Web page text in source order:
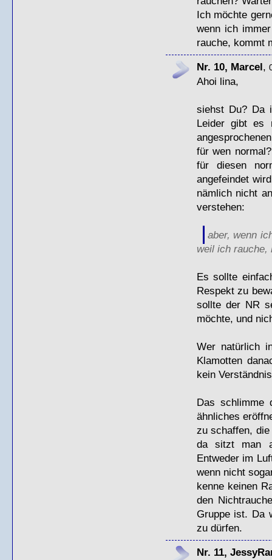
Ich möchte
wenn ich
rauche, kommt
Nr. 10, Marcel,
Ahoi lina,
siehst Du? Da
Leider gibt es
für wen
für diesen
angefeindet
nämlich nicht
verstehen:
aber, wenn
weil ich rauche,
Es sollte
Respekt zu
sollte der NR
möchte, und
Wer natürlich
Klamotten
kein
Das schlimme
ähnliches
zu schaffen,
da sitzt man
Entweder im
wenn nicht
kenne keinen
den
Gruppe ist. Da
zu dürfen.
Nr. 11,